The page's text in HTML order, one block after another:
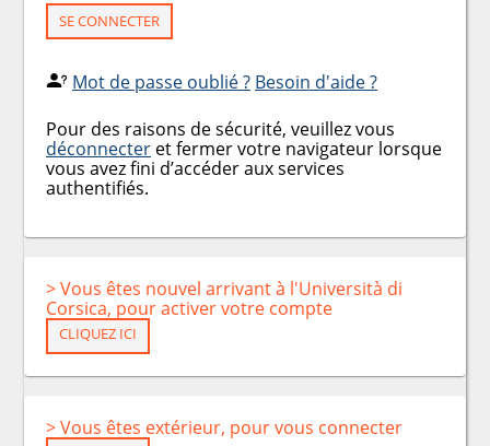
SE CONNECTER
Mot de passe oublié ? Besoin d'aide ?
Pour des raisons de sécurité, veuillez vous
déconnecter et fermer votre navigateur lorsque
vous avez fini d’accéder aux services
authentifiés.
> Vous êtes nouvel arrivant à l'Università di
Corsica, pour activer votre compte
CLIQUEZ ICI
> Vous êtes extérieur, pour vous connecter